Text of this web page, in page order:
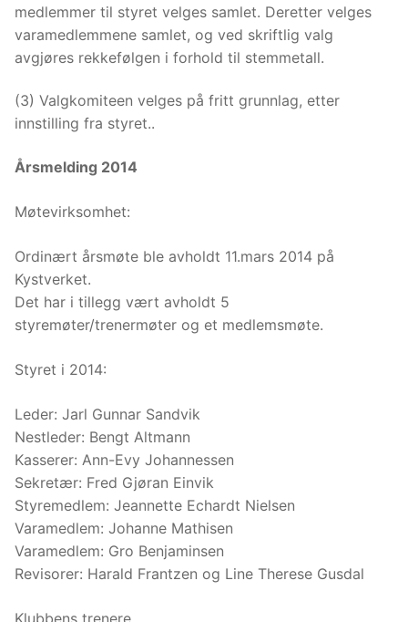
medlemmer til styret velges samlet. Deretter velges
varamedlemmene samlet, og ved skriftlig valg
avgjøres rekkefølgen i forhold til stemmetall.
(3) Valgkomiteen velges på fritt grunnlag, etter
innstilling fra styret..
Årsmelding 2014
Møtevirksomhet:
Ordinært årsmøte ble avholdt 11.mars 2014 på
Kystverket.
Det har i tillegg vært avholdt 5
styremøter/trenermøter og et medlemsmøte.
Styret i 2014:
Leder: Jarl Gunnar Sandvik
Nestleder: Bengt Altmann
Kasserer: Ann-Evy Johannessen
Sekretær: Fred Gjøran Einvik
Styremedlem: Jeannette Echardt Nielsen
Varamedlem: Johanne Mathisen
Varamedlem: Gro Benjaminsen
Revisorer: Harald Frantzen og Line Therese Gusdal